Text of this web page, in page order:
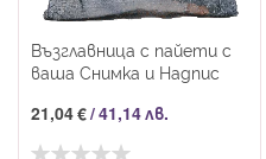
Възглавница с пайети с
ваша Снимка и Надпис
21,04 €/41,14 лв.